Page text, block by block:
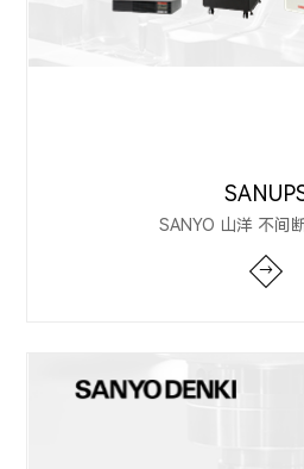
SANYO 山洋 不间
→